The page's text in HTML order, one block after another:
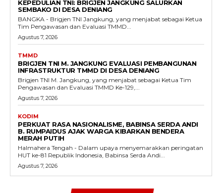
KEPEDULIAN TNI: BRIGJEN JANGKUNG SALURKAN
SEMBAKO DI DESA DENIANG
BANGKA - Brigjen TNI Jangkung, yang menjabat sebagai Ketua
Tim Pengawasan dan Evaluasi TMMD...
Agustus 7, 2026
TMMD
BRIGJEN TNI M. JANGKUNG EVALUASI PEMBANGUNAN
INFRASTRUKTUR TMMD DI DESA DENIANG
Brigjen TNI M. Jangkung, yang menjabat sebagai Ketua Tim
Pengawasan dan Evaluasi TMMD Ke-129,...
Agustus 7, 2026
KODIM
PERKUAT RASA NASIONALISME, BABINSA SERDA ANDI
B. RUMPAIDUS AJAK WARGA KIBARKAN BENDERA
MERAH PUTIH
Halmahera Tengah - Dalam upaya menyemarakkan peringatan
HUT ke-81 Republik Indonesia, Babinsa Serda Andi...
Agustus 7, 2026